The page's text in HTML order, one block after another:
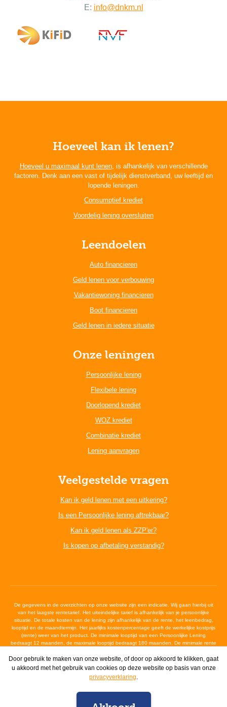
Door gebruik te maken van onze website, of door op akkoord te klikken, gaat
u akkoord met het gebruik van cookies op deze website op basis van onze
privacyverklaring.
E: info@dnkm.nl
Hoeveel kan ik lenen?
Hoeveel u maximaal kunt lenen, is afhankelijk van verschillende
factoren. Denk aan een vast of tijdelijk dienstverband, uw leeftijd en
lopende leningen.
Consumptief krediet
Voordelig lening oversluiten
Leendoelen
Auto financieren
Geld lenen voor verbouwing
Vakantiewoning financieren
Boot financieren
Geld lenen in iedere situatie
Onze leningen
Persoonlijke lening
Flexibele lening
Doorlopend krediet
WOZ krediet
Combinatie krediet
Lening aanvragen
Veelgestelde vragen
Kan ik geld lenen met een uitkering?
Is een Persoonlijke lening aftrekbaar?
Kan ik geld lenen als ZZP'er?
Is kopen op afbetaling verstandig?
De gegevens in de overzichten op onze website zijn een indicatie. Wij gaan hierbij uit
van het laagste rentetarief. Het uiteindelijke tarief is afhankelijk van je persoonlijke
situatie. De totale kosten van de lening zijn afhankelijk van de rente, het leenbedrag,
looptijd en de maandtermijn. Het jaarlijks kostenpercentage geeft de werkelijke kostprijs
(rente) weer van het product. De minimale looptijd van een Persoonlijke Lening
bedraagt 12 maanden, de maximale looptijd bedraagt 180 maanden. De minimale rente
2026 De Nederlandse Kredietmaatschappij -Alle voorwaarden|
Privacyverklaring|Dienstverlening